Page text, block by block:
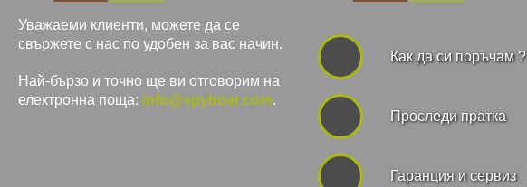
Уважаеми клиенти, можете да се
свържете с нас по удобен за вас начин.
Най-бързо и точно ще ви отговорим на
електронна поща: info@spyboar.com.
Как да си поръчам ?
Проследи пратка
Гаранция и сервиз